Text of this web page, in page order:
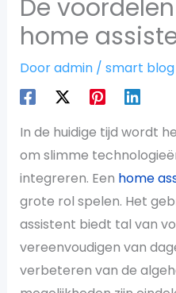
De
home
Dooradmin / smart blog
In de huidige tijd wordt
om slimme
integreren. Een home
grote rol spelen. Het
assistent biedt tal van
vereenvoudigen van
verbeteren van de